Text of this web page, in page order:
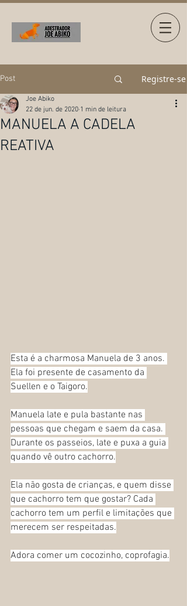
Post Registre-se
MANUELA A CADELA
REATIVA
Joe Abiko
22 de jun. de 2020 1 min de leitura
Esta é a charmosa Manuela de 3 anos.
Ela foi presente de casamento da
Suellen e o Taigoro.
Manuela late e pula bastante nas
pessoas que chegam e saem da casa.
Durante os passeios, late e puxa a guia
quando vê outro cachorro.
Ela não gosta de crianças, e quem disse
que cachorro tem que gostar? Cada
cachorro tem um perfil e limitações que
merecem ser respeitadas.
Adora comer um cocozinho, coprofagia.